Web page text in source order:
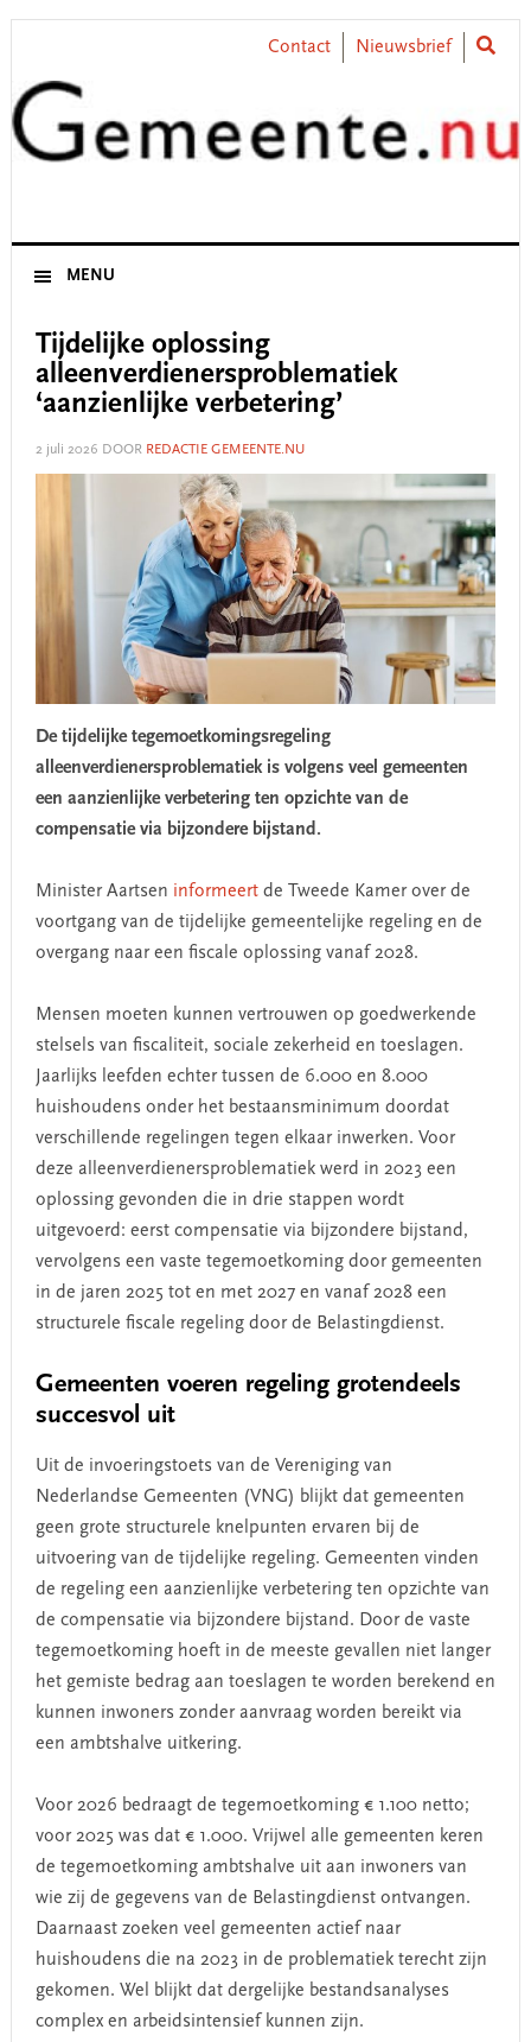
Skip
primary
navigation
Skip
content
Skip
primary
sidebar
Skip
footer
Contact Nieuwsbrief
MENU
Tijdelijke oplossing
alleenverdienersproblematiek
‘aanzienlijke verbetering’
2 juli 2026 DOOR REDACTIE GEMEENTE.NU
De tijdelijke tegemoetkomingsregeling
alleenverdienersproblematiek is volgens veel gemeenten
een aanzienlijke verbetering ten opzichte van de
compensatie via bijzondere bijstand.
Minister Aartsen informeert de Tweede Kamer over de
voortgang van de tijdelijke gemeentelijke regeling en de
overgang naar een fiscale oplossing vanaf 2028.
Mensen moeten kunnen vertrouwen op goedwerkende
stelsels van fiscaliteit, sociale zekerheid en toeslagen.
Jaarlijks leefden echter tussen de 6.000 en 8.000
huishoudens onder het bestaansminimum doordat
verschillende regelingen tegen elkaar inwerken. Voor
deze alleenverdienersproblematiek werd in 2023 een
oplossing gevonden die in drie stappen wordt
uitgevoerd: eerst compensatie via bijzondere bijstand,
vervolgens een vaste tegemoetkoming door gemeenten
in de jaren 2025 tot en met 2027 en vanaf 2028 een
structurele fiscale regeling door de Belastingdienst.
Gemeenten voeren regeling grotendeels
succesvol uit
Uit de invoeringstoets van de Vereniging van
Nederlandse Gemeenten (VNG) blijkt dat gemeenten
geen grote structurele knelpunten ervaren bij de
uitvoering van de tijdelijke regeling. Gemeenten vinden
de regeling een aanzienlijke verbetering ten opzichte van
de compensatie via bijzondere bijstand. Door de vaste
tegemoetkoming hoeft in de meeste gevallen niet langer
het gemiste bedrag aan toeslagen te worden berekend en
kunnen inwoners zonder aanvraag worden bereikt via
een ambtshalve uitkering.
Voor 2026 bedraagt de tegemoetkoming € 1.100 netto;
voor 2025 was dat € 1.000. Vrijwel alle gemeenten keren
de tegemoetkoming ambtshalve uit aan inwoners van
wie zij de gegevens van de Belastingdienst ontvangen.
Daarnaast zoeken veel gemeenten actief naar
huishoudens die na 2023 in de problematiek terecht zijn
gekomen. Wel blijkt dat dergelijke bestandsanalyses
complex en arbeidsintensief kunnen zijn.